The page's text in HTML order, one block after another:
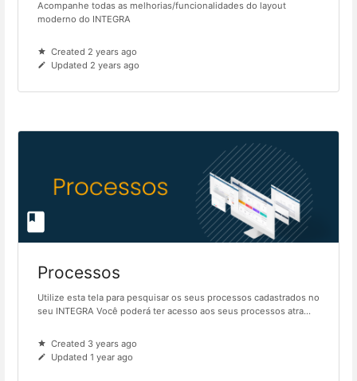
Acompanhe todas as melhorias/funcionalidades do layout
moderno do INTEGRA
Created 2 years ago
Updated 2 years ago
Processos
Utilize esta tela para pesquisar os seus processos cadastrados no
seu INTEGRA Você poderá ter acesso aos seus processos atra...
Created 3 years ago
Updated 1 year ago